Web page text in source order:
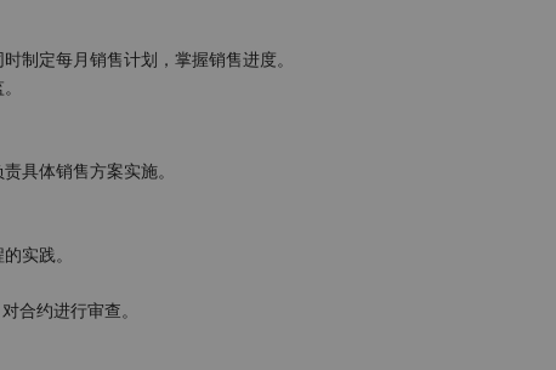
制定每月销售计划，掌握销售进度。
具体销售方案实施。
实践。